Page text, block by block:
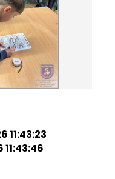
11:43:23